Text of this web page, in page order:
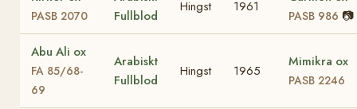
PASB 2070
Fullblod
Hingst 1961
PASB 986 📷
Abu Ali ox
FA 85/68-
69
Arabiskt
Fullblod
Hingst 1965
Mimikra ox
PASB 2246